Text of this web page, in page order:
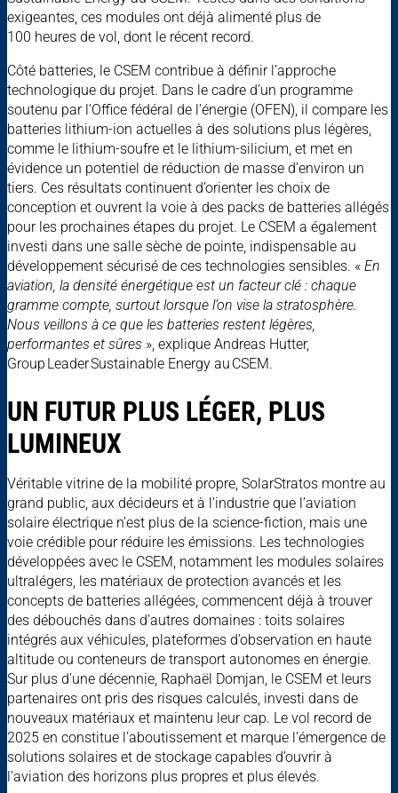
exigeantes, ces modules ont déjà alimenté plus de
100 heures de vol, dont le récent record.
Côté batteries, le CSEM contribue à définir l’approche
technologique du projet. Dans le cadre d’un programme
soutenu par l’Office fédéral de l’énergie (OFEN), il compare les
batteries lithium-ion actuelles à des solutions plus légères,
comme le lithium-soufre et le lithium-silicium, et met en
évidence un potentiel de réduction de masse d’environ un
tiers. Ces résultats continuent d’orienter les choix de
conception et ouvrent la voie à des packs de batteries allégés
pour les prochaines étapes du projet. Le CSEM a également
investi dans une salle sèche de pointe, indispensable au
développement sécurisé de ces technologies sensibles. « En
aviation, la densité énergétique est un facteur clé : chaque
gramme compte, surtout lorsque l’on vise la stratosphère.
Nous veillons à ce que les batteries restent légères,
performantes et sûres », explique Andreas Hutter,
Group Leader Sustainable Energy au CSEM.
UN FUTUR PLUS LÉGER, PLUS
LUMINEUX
Véritable vitrine de la mobilité propre, SolarStratos montre au
grand public, aux décideurs et à l’industrie que l’aviation
solaire électrique n’est plus de la science-fiction, mais une
voie crédible pour réduire les émissions. Les technologies
développées avec le CSEM, notamment les modules solaires
ultralégers, les matériaux de protection avancés et les
concepts de batteries allégées, commencent déjà à trouver
des débouchés dans d’autres domaines : toits solaires
intégrés aux véhicules, plateformes d’observation en haute
altitude ou conteneurs de transport autonomes en énergie.
Sur plus d’une décennie, Raphaël Domjan, le CSEM et leurs
partenaires ont pris des risques calculés, investi dans de
nouveaux matériaux et maintenu leur cap. Le vol record de
2025 en constitue l’aboutissement et marque l’émergence de
solutions solaires et de stockage capables d’ouvrir à
l’aviation des horizons plus propres et plus élevés.